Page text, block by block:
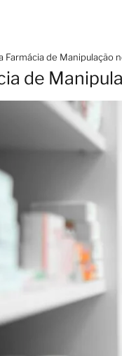
Farmácia de Manipulação
de